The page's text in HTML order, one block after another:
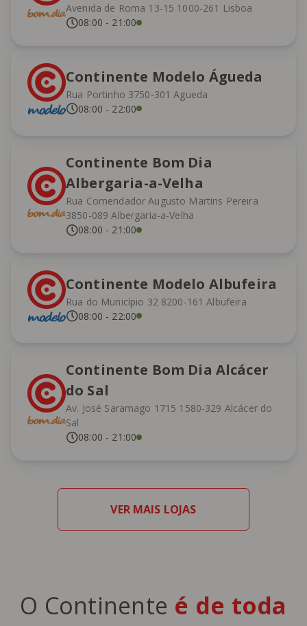
Avenida de Roma 13-15 1000-261 Lisboa
08:00 - 21:00
Continente Modelo Águeda
Rua Portinho 3750-301 Agueda
08:00 - 22:00
Continente Bom Dia
Albergaria-a-Velha
Rua Comendador Augusto Martins Pereira
3850-089 Albergaria-a-Velha
08:00 - 21:00
Continente Modelo Albufeira
Rua do Município 32 8200-161 Albufeira
08:00 - 22:00
Continente Bom Dia Alcácer
do Sal
Av. José Saramago 1715 1580-329 Alcácer do
Sal
08:00 - 21:00
VER MAIS LOJAS
O Continente é de toda